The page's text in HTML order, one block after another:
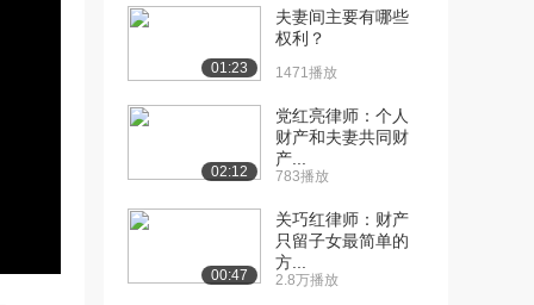
01:23
夫妻间主要有哪些
权利？
1471播放
02:12
党红亮律师：个人
财产和夫妻共同财
产...
783播放
00:47
关巧红律师：财产
只留子女最简单的
方...
2.8万播放